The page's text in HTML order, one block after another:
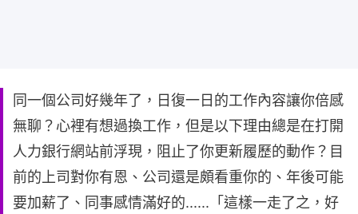
同一個公司好幾年了，日復一日的工作內容讓你倍感
無聊？心裡有想過換工作，但是以下理由總是在打開
人力銀行網站前浮現，阻止了你更新履歷的動作？目
前的上司對你有恩、公司還是頗看重你的、年後可能
要加薪了、同事感情滿好的......「這樣一走了之，好